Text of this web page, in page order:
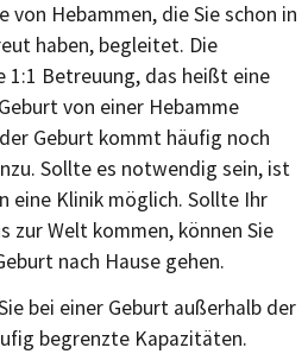
von Hebammen, die Sie schon in
haben, begleitet. Die
1:1 Betreuung, das heißt eine
von einer Hebamme
Geburt kommt häufig noch
Sollte es notwendig sein, ist
eine Klinik möglich. Sollte Ihr
zur Welt kommen, können Sie
nach Hause gehen.
bei einer Geburt außerhalb der
begrenzte Kapazitäten.